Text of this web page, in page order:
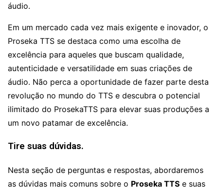
áudio.
Em um mercado cada vez mais exigente e inovador, o
Proseka TTS se destaca como uma escolha de
excelência para aqueles que buscam qualidade,
autenticidade e versatilidade em suas criações de
áudio. Não perca a oportunidade de fazer parte desta
revolução no mundo do TTS e descubra o potencial
ilimitado do ProsekaTTS para elevar suas produções a
um novo patamar de excelência.
Tire suas dúvidas.
Nesta seção de perguntas e respostas, abordaremos
as dúvidas mais comuns sobre o Proseka TTS e suas